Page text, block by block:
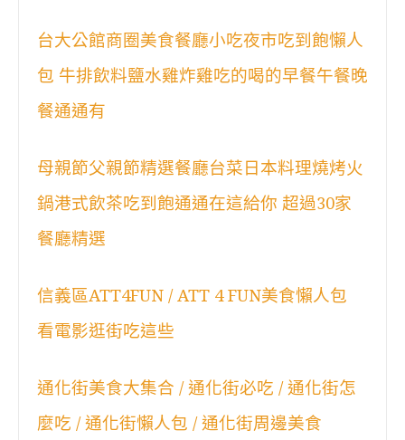
台大公館商圈美食餐廳小吃夜市吃到飽懶人
包 牛排飲料鹽水雞炸雞吃的喝的早餐午餐晚
餐通通有
母親節父親節精選餐廳台菜日本料理燒烤火
鍋港式飲茶吃到飽通通在這給你 超過30家
餐廳精選
信義區ATT4FUN / ATT 4 FUN美食懶人包
看電影逛街吃這些
通化街美食大集合 / 通化街必吃 / 通化街怎
麼吃 / 通化街懶人包 / 通化街周邊美食